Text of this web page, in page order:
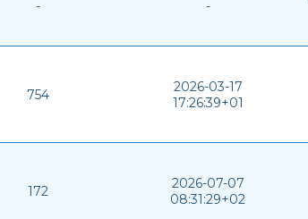
- -
754
2026-03-17
17:26:39+01
172
2026-07-07
08:31:29+02